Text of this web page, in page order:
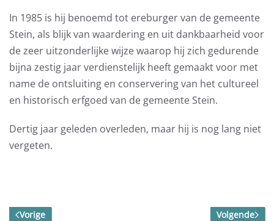
In 1985 is hij benoemd tot ereburger van de gemeente
Stein, als blijk van waardering en uit dankbaarheid voor
de zeer uitzonderlijke wijze waarop hij zich gedurende
bijna zestig jaar verdienstelijk heeft gemaakt voor met
name de ontsluiting en conservering van het cultureel
en historisch erfgoed van de gemeente Stein.
Dertig jaar geleden overleden, maar hij is nog lang niet
vergeten.
Vorige Volgende